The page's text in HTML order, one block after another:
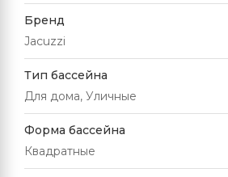
Бренд
Jacuzzi
Тип бассейна
Для дома, Уличные
Форма бассейна
Квадратные